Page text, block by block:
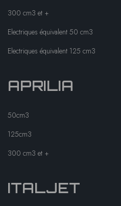
300 cm3 et +
Electriques équivalent 50 cm3
Electriques équivalent 125 cm3
APRILIA
50cm3
125cm3
300 cm3 et +
ITALJET